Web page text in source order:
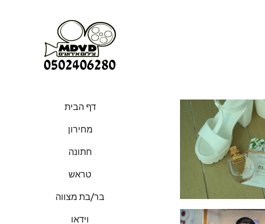
דף הבית
מחירון
חתונה
טראש
בר/בת מצווה
וידאו